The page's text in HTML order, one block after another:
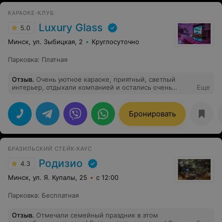
КАРАОКЕ-КЛУБ
5.0 Luxury Glass
Минск, ул. Зыбицкая, 2 Круглосуточно
Парковка: Платная
Отзыв. Очень уютное караоке, приятный, светлый
интерьер, отдыхали компанией и остались очень
хороший кальян. Напитки просто на высоте!!
Персоналу отдельное спасибо за душевный прием
Еще
Бронировать
БРАЗИЛЬСКИЙ СТЕЙК-ХАУС
4.3 Родизио
Минск, ул. Я. Купалы, 25 с 12:00
Парковка: Бесплатная
Отзыв. Отмечали семейный праздник в этом